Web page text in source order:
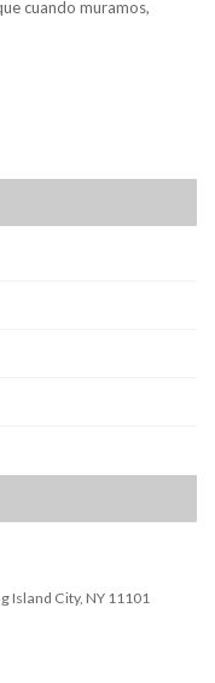
cuando muramos,
Island City, NY 11101